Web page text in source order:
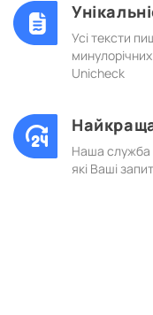
Усі тексти
Unicheck
Наша служба
які Ваші